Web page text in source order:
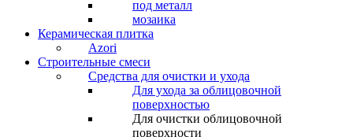
под металл
мозаика
Керамическая плитка
Azori
Строительные смеси
Средства для очистки и ухода
Для ухода за облицовочной
поверхностью
Для очистки облицовочной
поверхности